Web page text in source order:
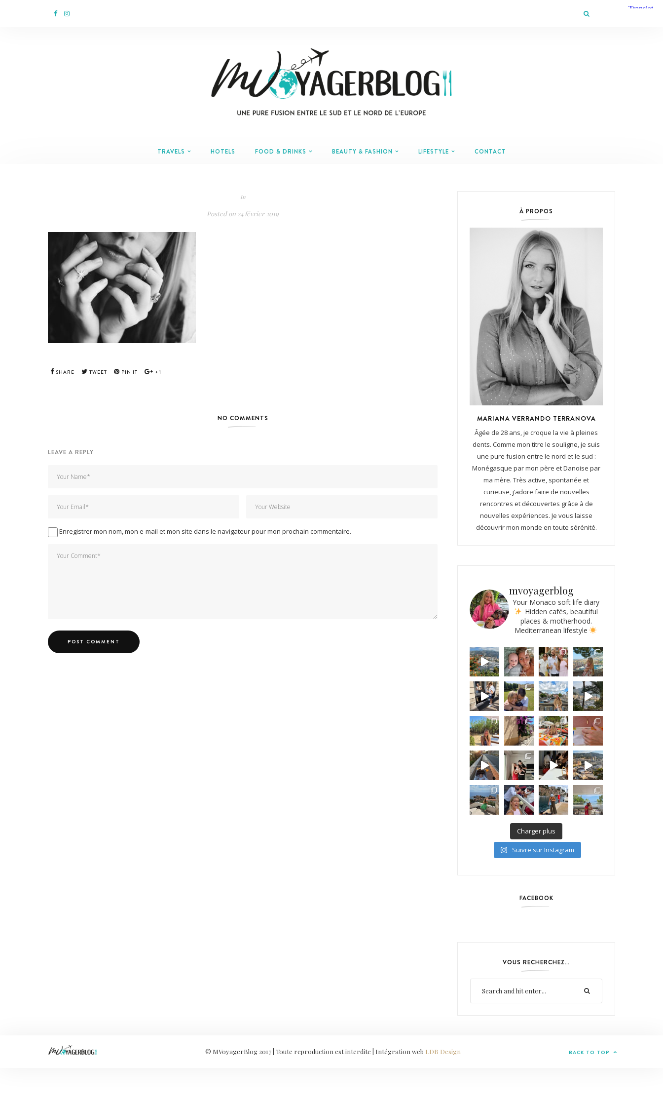
TRAVELS HOTELS FOOD & DRINKS BEAUTY & FASHION LIFESTYLE CONTACT
In
Posted on 24 février 2019
SHARE TWEET PIN IT +1
NO COMMENTS
LEAVE A REPLY
Enregistrer mon nom, mon e-mail et mon site dans le navigateur pour mon prochain commentaire.
À PROPOS
MARIANA VERRANDO TERRANOVA
Âgée de 28 ans, je croque la vie à pleines
dents. Comme mon titre le souligne, je suis
une pure fusion entre le nord et le sud :
Monégasque par mon père et Danoise par
ma mère. Très active, spontanée et
curieuse, j’adore faire de nouvelles
rencontres et découvertes grâce à de
nouvelles expériences. Je vous laisse
découvrir mon monde en toute sérénité.
mvoyagerblog
Your Monaco soft life diary
Hidden cafés, beautiful
places & motherhood.
Mediterranean lifestyle
Charger plus
Suivre sur Instagram
FACEBOOK
VOUS RECHERCHEZ…
© MVoyagerBlog 2017 | Toute reproduction est interdite | Intégration web LDB Design BACK TO TOP